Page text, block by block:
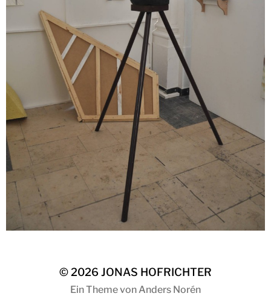
© 2026JONAS HOFRICHTER
Ein Theme vonAnders Norén